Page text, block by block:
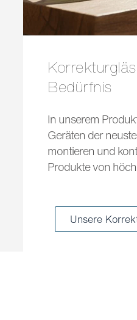
Korrekturgläser und Sonnengläser für jedes
Bedürfnis
In unserem
Geräten der
montieren und
Produkte von
Unsere